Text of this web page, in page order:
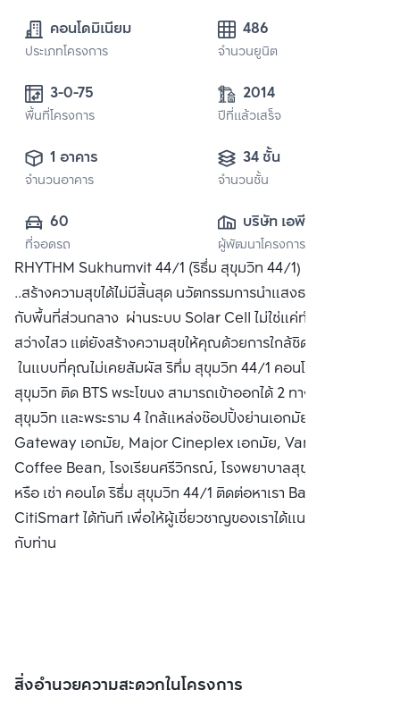
คอนโดมิเนียม
ประเภทโครงการ
486
จำนวนยูนิต
3-0-75
พื้นที่โครงการ
2014
ปีที่แล้วเสร็จ
1 อาคาร
จำนวนอาคาร
34 ชั้น
จำนวนชั้น
60
ที่จอดรถ
บริษัท เอพี (ไทย
แลนด์)
จำกัด(มหาชน)
ผู้พัฒนาโครงการ
RHYTHM Sukhumvit 44/1 (ริธึ่ม สุขุมวิท 44/1) ธรรมชาติ
..สร้างความสุขได้ไม่มีสิ้นสุด นวัตกรรมการนำแสงธรรมชาติมาใช้
กับพื้นที่ส่วนกลาง ผ่านระบบ Solar Cell ไม่ใช่แค่ทำให้ชีวิต
สว่างไสว แต่ยังสร้างความสุขให้คุณด้วยการใกล้ชิดธรรมชาติ
ในแบบที่คุณไม่เคยสัมผัส ริทึ่ม สุขุมวิท 44/1 คอนโดหรู ริมถนน
สุขุมวิท ติด BTS พระโขนง สามารถเข้าออกได้ 2 ทาง ทั้งเส้นถนน
สุขุมวิท และพระราม 4 ใกล้แหล่งช๊อปปิ้งย่านเอกมัย เช่น
Gateway เอกมัย, Major Cineplex เอกมัย, Vanilla,
Coffee Bean, โรงเรียนศรีวิกรณ์, โรงพยาบาลสุขุมวิท ซื้อ ขาย
หรือ เช่า คอนโด ริธึ่ม สุขุมวิท 44/1 ติดต่อหาเรา Bangkok
CitiSmart ได้ทันที เพื่อให้ผู้เชี่ยวชาญของเราได้แนะนำคอนโดให้
กับท่าน
สิ่งอำนวยความสะดวกในโครงการ